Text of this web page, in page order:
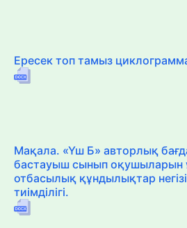
Ересек топ тамыз
Мақала. «Үш Б» авторлық
бастауыш сынып оқушыларын
отбасылық құндылықтар
тиімділігі.